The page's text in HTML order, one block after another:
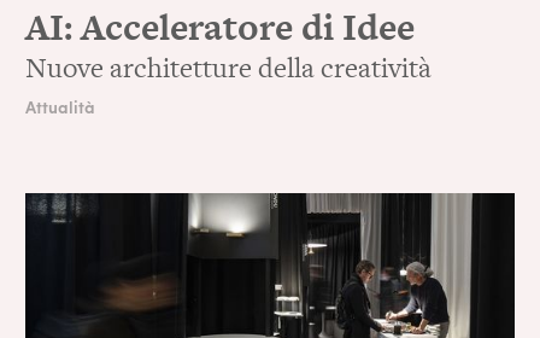
AI: Acceleratore di Idee
Nuove architetture della creatività
Attualità